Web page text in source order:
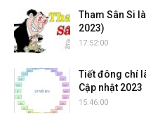
Tham Sân Si
2023)
17:52:00
Tiết đông chí
Cập nhật 2023
15:46:00